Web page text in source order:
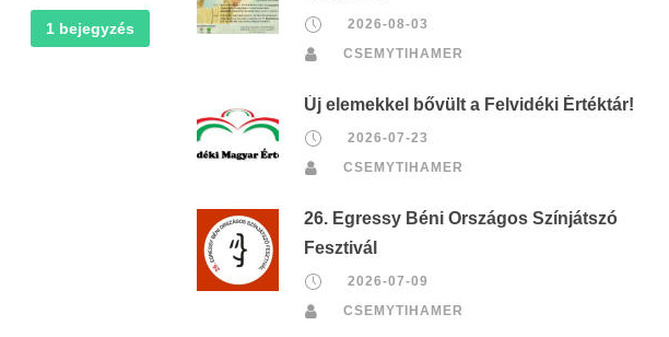
1 bejegyzés
2026-08-03
CSEMYTIHAMER
Új elemekkel bővült a Felvidéki Értéktár!
2026-07-23
CSEMYTIHAMER
26. Egressy Béni Országos Színjátszó
Fesztivál
2026-07-09
CSEMYTIHAMER